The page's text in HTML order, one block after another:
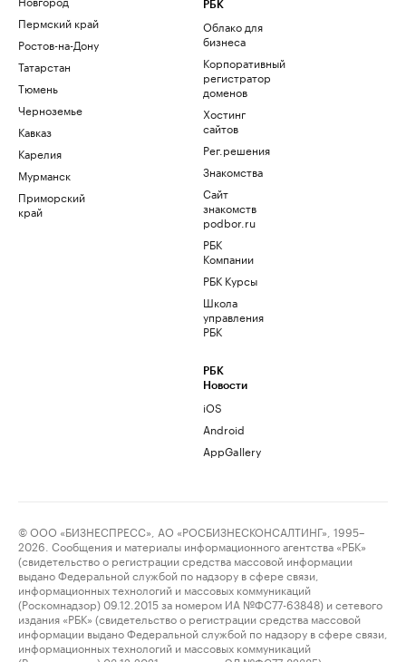
Пермский край
Ростов-на-Дону
Татарстан
Тюмень
Черноземье
Кавказ
Карелия
Мурманск
Приморский
край
РБК
Облако для
бизнеса
Корпоративный
регистратор
доменов
Хостинг
сайтов
Рег.решения
Знакомства
Сайт
знакомств
podbor.ru
РБК
Компании
РБК Курсы
Школа
управления
РБК
РБК
Новости
iOS
Android
AppGallery
© ООО «БИЗНЕСПРЕСС», АО «РОСБИЗНЕСКОНСАЛТИНГ», 1995–
2026. Сообщения и материалы информационного агентства «РБК»
(свидетельство о регистрации средства массовой информации
выдано Федеральной службой по надзору в сфере связи,
информационных технологий и массовых коммуникаций
(Роскомнадзор) 09.12.2015 за номером ИА №ФС77-63848) и сетевого
издания «РБК» (свидетельство о регистрации средства массовой
информации выдано Федеральной службой по надзору в сфере связи,
информационных технологий и массовых коммуникаций